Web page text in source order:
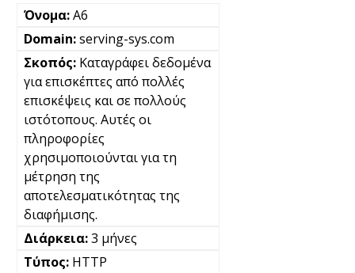
A6
serving-sys.com
Καταγράφει δεδομένα
για επισκέπτες από πολλές
επισκέψεις και σε πολλούς
ιστότοπους. Αυτές οι
πληροφορίες
χρησιμοποιούνται για τη
μέτρηση της
αποτελεσματικότητας της
διαφήμισης.
3 μήνες
HTTP